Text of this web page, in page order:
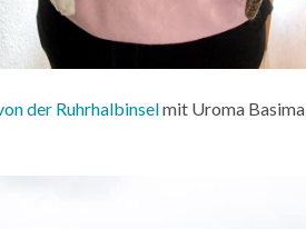
der Ruhrhalbinselmit Uroma Basima